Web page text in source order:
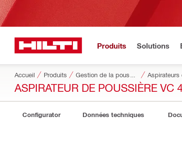
Produits Solutions
Accueil Produits Aspirateurs
ASPIRATEUR DE POUSSIÈRE
Configurator Données techniques